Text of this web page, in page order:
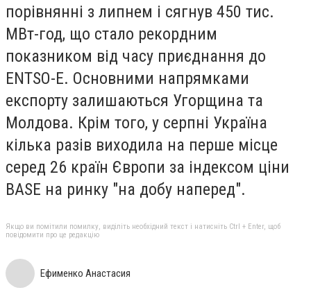
порівнянні з липнем і сягнув 450 тис.
МВт-год, що стало рекордним
показником від часу приєднання до
ENTSO-E. Основними напрямками
експорту залишаються Угорщина та
Молдова. Крім того, у серпні Україна
кілька разів виходила на перше місце
серед 26 країн Європи за індексом ціни
BASE на ринку "на добу наперед".
Якщо ви помітили помилку, виділіть необхідний текст і натисніть Ctrl + Enter, щоб
повідомити про це редакцію
Ефименко Анастасия